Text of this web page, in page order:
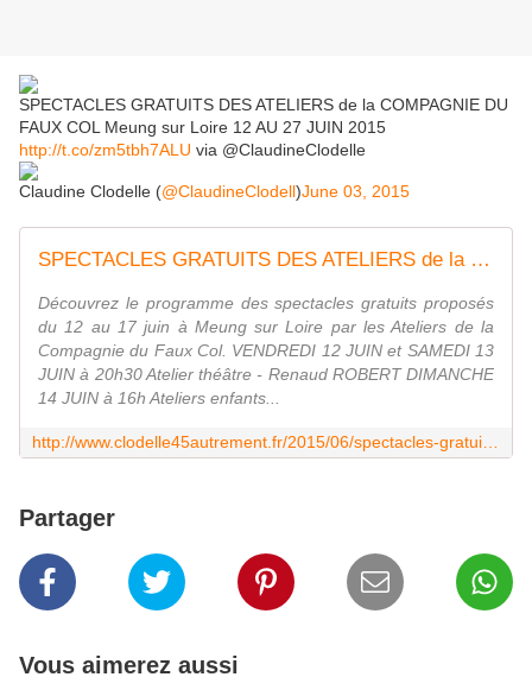
SPECTACLES GRATUITS DES ATELIERS de la COMPAGNIE DU
FAUX COL Meung sur Loire 12 AU 27 JUIN 2015
http://t.co/zm5tbh7ALU via @ClaudineClodelle
Claudine Clodelle (@ClaudineClodell)June 03, 2015
SPECTACLES GRATUITS DES ATELIERS de la COMPAGNIE DU FAUX COL Meung sur Loire 12 AU 27 JUIN 2015 - VIVRE AUTREMENT VOS LOISIRS avec Clodelle
Découvrez le programme des spectacles gratuits proposés
du 12 au 17 juin à Meung sur Loire par les Ateliers de la
Compagnie du Faux Col. VENDREDI 12 JUIN et SAMEDI 13
JUIN à 20h30 Atelier théâtre - Renaud ROBERT DIMANCHE
14 JUIN à 16h Ateliers enfants...
Partager
Vous aimerez aussi